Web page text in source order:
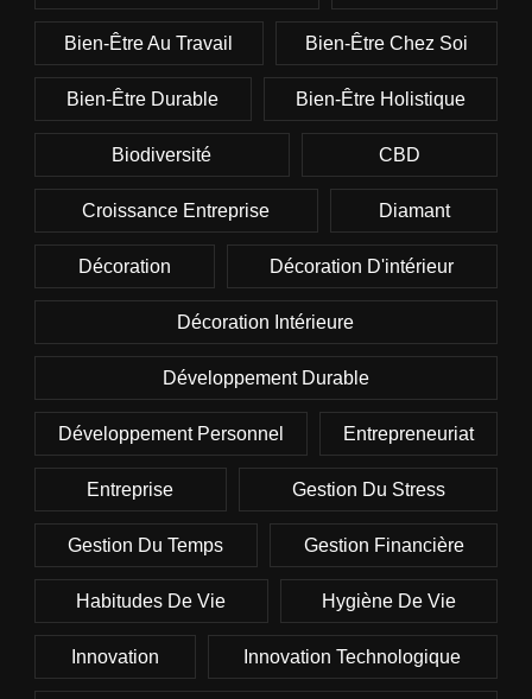
Bien-Être Au Travail Bien-Être Chez Soi
Bien-Être Durable Bien-Être Holistique
Biodiversité CBD
Croissance Entreprise Diamant
Décoration Décoration D'intérieur
Décoration Intérieure
Développement Durable
Développement Personnel Entrepreneuriat
Entreprise Gestion Du Stress
Gestion Du Temps Gestion Financière
Habitudes De Vie Hygiène De Vie
Innovation Innovation Technologique